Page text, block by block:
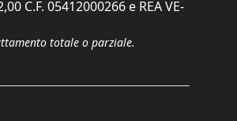
C.F. 05412000266 e REA VE-
totale o parziale.